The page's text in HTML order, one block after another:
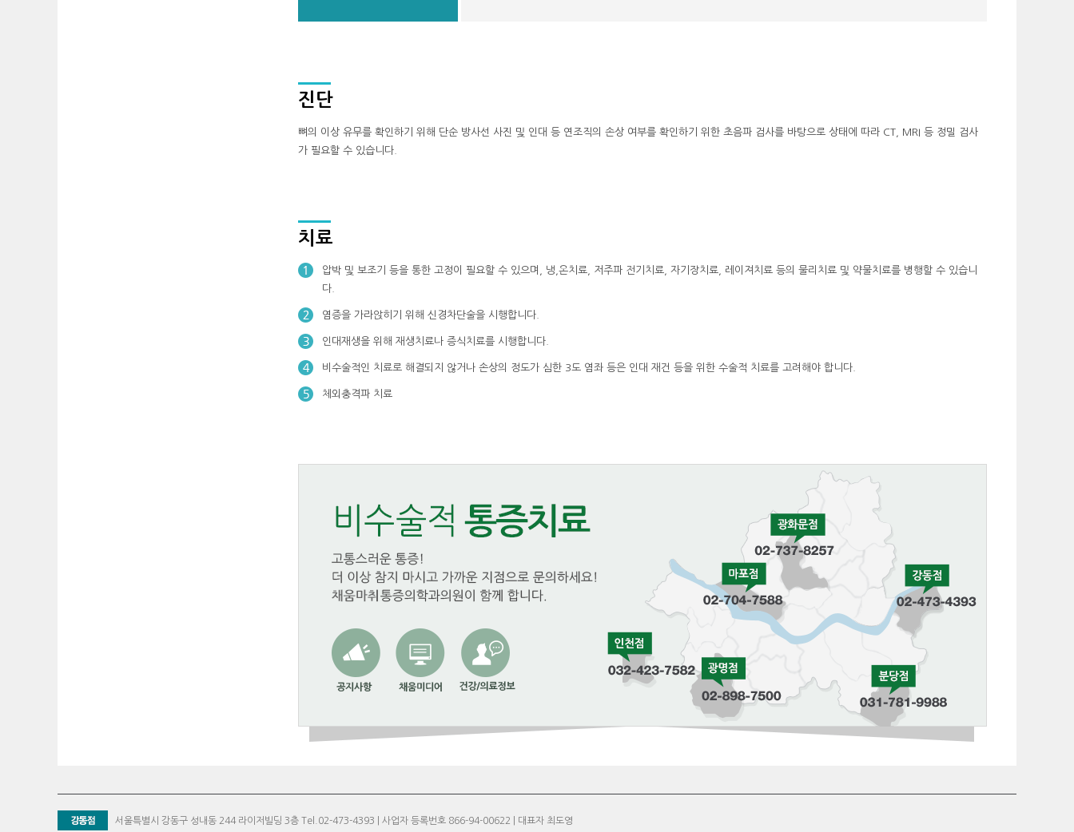
진단
뼈의 이상 유무를 확인하기 위해 단순 방사선 사진 및 인대 등 연조직의 손상 여부를 확인하기 위한 초음파 검사를 바탕으로 상태에 따라 CT, MRI 등 정밀 검사
가 필요할 수 있습니다.
치료
압박 및 보조기 등을 통한 고정이 필요할 수 있으며, 냉,온치료, 저주파 전기치료, 자기장치료, 레이져치료 등의 물리치료 및 약물치료를 병행할 수 있습니
다.
염증을 가라앉히기 위해 신경차단술을 시행합니다.
인대재생을 위해 재생치료나 증식치료를 시행합니다.
비수술적인 치료로 해결되지 않거나 손상의 정도가 심한 3도 염좌 등은 인대 재건 등을 위한 수술적 치료를 고려해야 합니다.
체외충격파 치료
서울특별시 강동구 성내동 244 라이저빌딩 3층 Tel.02-473-4393 | 사업자 등록번호 866-94-00622 | 대표자 최도영